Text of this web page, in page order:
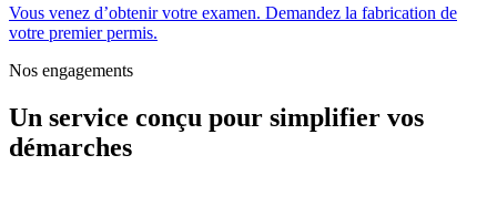
Vous venez d’obtenir votre examen. Demandez la fabrication de
votre premier permis.
Nos engagements
Un service conçu pour simplifier vos
démarches